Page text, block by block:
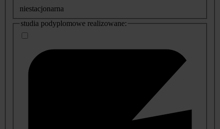
niestacjonarna
studia podyplomowe realizowane: